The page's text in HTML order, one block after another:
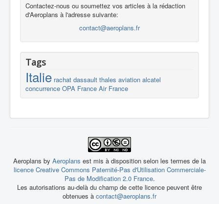
Contactez-nous ou soumettez vos articles à la rédaction
d'Aeroplans à l'adresse suivante:
contact@aeroplans.fr
Tags
Italie rachat dassault thales aviation alcatel
concurrence OPA France Air France
Aeroplans by Aeroplans est mis à disposition selon les termes de la
licence Creative Commons Paternité-Pas d'Utilisation Commerciale-
Pas de Modification 2.0 France.
Les autorisations au-delà du champ de cette licence peuvent être
obtenues à contact@aeroplans.fr